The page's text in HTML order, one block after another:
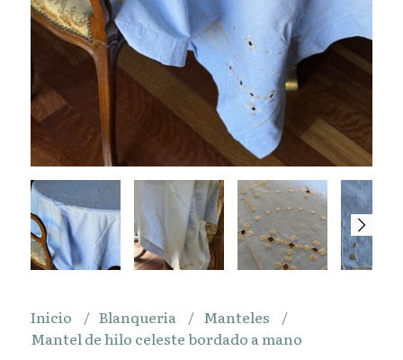
Inicio Blanqueria
Manteles
Mantel de hilo celeste bordado a mano